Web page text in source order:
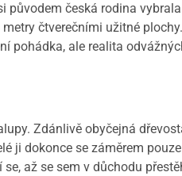
česká rodina
čtverečními užitné
pohádka, ale realita
Zdánlivě obyčejná
dokonce se záměrem
až se sem v důchodu